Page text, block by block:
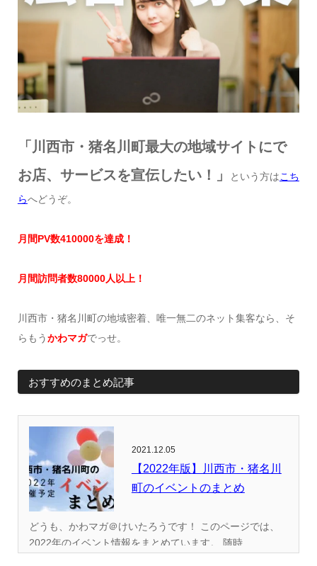
「川西市・猪名川町最大の地域サイトにで
お店、サービスを宣伝したい！」
という方はこち
らへどうぞ。
月間PV数410000を達成！
月間訪問者数80000人以上！
川西市・猪名川町の地域密着、唯一無二のネット集客なら、そ
らもうかわマガでっせ。
おすすめのまとめ記事
2021.12.05
【2022年版】川西市・猪名川
町のイベントのまとめ
どうも、かわマガ＠けいたろうです！ このページでは、
2022年のイベント情報をまとめています。 随時...